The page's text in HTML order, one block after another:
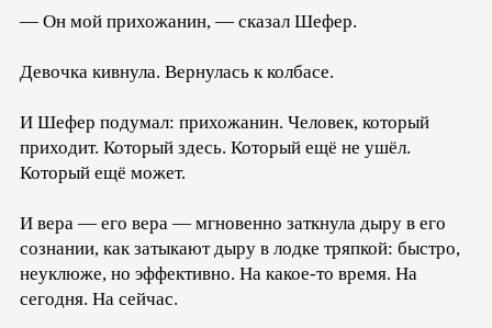
— Он мой прихожанин, — сказал Шефер.
Девочка кивнула. Вернулась к колбасе.
И Шефер подумал: прихожанин. Человек, который
приходит. Который здесь. Который ещё не ушёл.
Который ещё может.
И вера — его вера — мгновенно заткнула дыру в его
сознании, как затыкают дыру в лодке тряпкой: быстро,
неуклюже, но эффективно. На какое-то время. На
сегодня. На сейчас.